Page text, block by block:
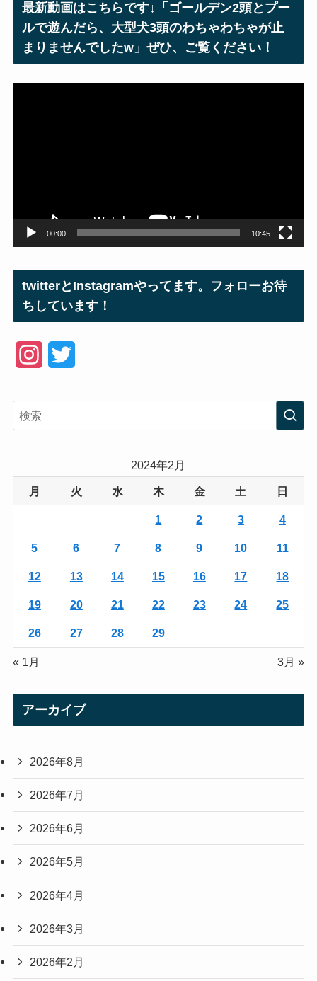
ス
最新動画はこちらです↓「ゴールデン2頭とプー
ルで遊んだら、大型犬3頭のわちゃわちゃが止
まりませんでしたw」ぜひ、ご覧ください！
00:00 10:45
twitterとInstagramやってます。フォローお待
ちしています！
e
2024年2月
月 火 水 木 金 土 日
1 2 3 4
5 6 7 8 9 10 11
12 13 14 15 16 17 18
19 20 21 22 23 24 25
26 27 28 29
« 1月 3月 »
アーカイブ
2026年8月
2026年7月
2026年6月
2026年5月
2026年4月
2026年3月
2026年2月